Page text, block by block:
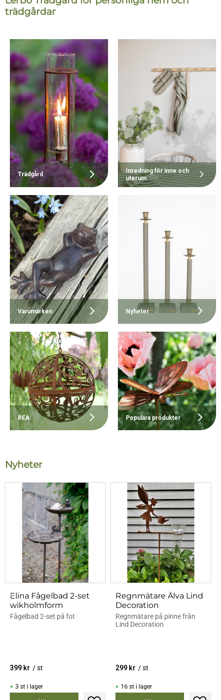
trädgårdar
Trädgård
Inredning för inne och
uterum
Varumärken Nyheter
REA Populära produkter
Nyheter
Elina Fågelbad 2-set
wikholmform
Fågelbad 2-set på fot
399kr /st
3 st i lager
Regnmätare Älva Lind
Decoration
Regnmätare på pinne från
Lind Decoration
299kr /st
16 st i lager